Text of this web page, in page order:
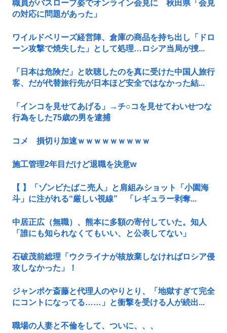
職員がバスローブ姿でオンライン会見に 秋田県「会見
の対応に問題があった」
ワイルドベリーズ経営陣、倉庫の商品を持ち出し「ドロ
ーン攻撃で焼失した」として処理…ロシア当局が捜...
「日本は危険だ」と吹聴したのを真に受けた中国人旅行
客、だが代替旅行先が日本ほど安全ではなかった結...
「インコを見せてあげる」→チ○コを見せてわいせつな
行為をした75歳の男を逮捕
コメ 損切り加速ｗｗｗｗｗｗｗｗｗ
施工管理2年目だけど退職を決意w
【 】「ゾンビたばこ売人」と肩組みショット「小園海
斗」に注がれる“厳しい視線” 「レギュラー剥奪...
中居正広（無職）、熊本に多額の寄付していた。知人
「誰にも知られなくてもいい、と公表してない」
石破茂前総理「ウクライナが核放棄しなければロシア侵
攻しなかった」！
ジャンポケ斎藤と代理人のやりとり、「地獄すぎて完全
にコントになってる……」と衝撃を受ける人が続出...
職場の人妻と不倫をして、ついに、、、